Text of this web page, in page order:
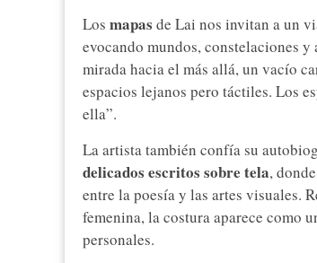
Los mapas de Lai nos invitan a un
evocando mundos, constelaciones
mirada hacia el más allá, un vacío
espacios lejanos pero táctiles. Los
ella”.
La artista también confía su
delicados escritos sobre tela,
entre la poesía y las artes visuales.
femenina, la costura aparece como
personales.